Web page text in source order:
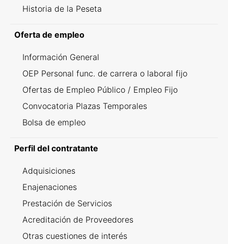
Historia de la Peseta
Oferta de empleo
Información General
OEP Personal func. de carrera o laboral fijo
Ofertas de Empleo Público / Empleo Fijo
Convocatoria Plazas Temporales
Bolsa de empleo
Perfil del contratante
Adquisiciones
Enajenaciones
Prestación de Servicios
Acreditación de Proveedores
Otras cuestiones de interés